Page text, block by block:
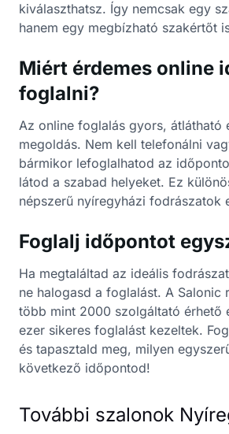
kiválaszthatsz. Így nemcsak egy
hanem egy megbízható szakértőt
Miért érdemes online
foglalni?
Az online foglalás gyors, átlátható
megoldás. Nem kell telefonálni
bármikor lefoglalhatod az
látod a szabad helyeket. Ez
népszerű nyíregyházi fodrászatok
Foglalj időpontot
Ha megtaláltad az ideális
ne halogasd a foglalást. A Salonic
több mint 2000 szolgáltató érhető
ezer sikeres foglalást kezeltek.
és tapasztald meg, milyen
következő időpontod!
További szalonok